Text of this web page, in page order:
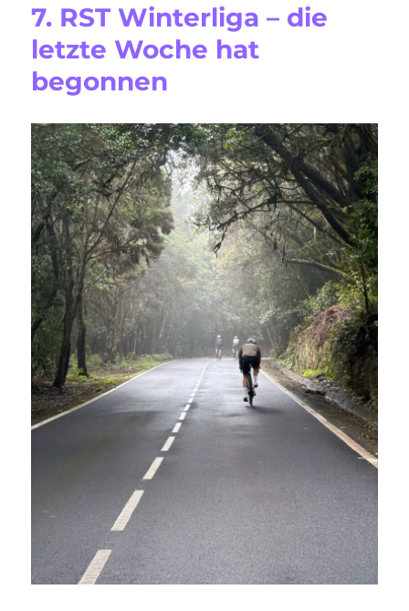
7. RST Winterliga – die
letzte Woche hat
begonnen